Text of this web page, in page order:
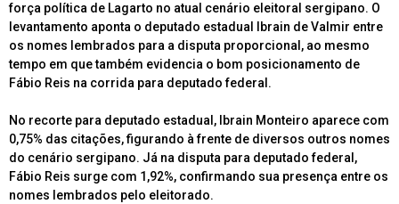
força política de Lagarto no atual cenário eleitoral sergipano. O
levantamento aponta o deputado estadual Ibrain de Valmir entre
os nomes lembrados para a disputa proporcional, ao mesmo
tempo em que também evidencia o bom posicionamento de
Fábio Reis na corrida para deputado federal.
No recorte para deputado estadual, Ibrain Monteiro aparece com
0,75% das citações, figurando à frente de diversos outros nomes
do cenário sergipano. Já na disputa para deputado federal,
Fábio Reis surge com 1,92%, confirmando sua presença entre os
nomes lembrados pelo eleitorado.